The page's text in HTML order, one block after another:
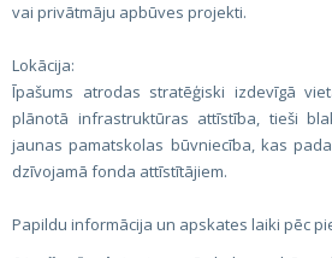
vai privātmāju apbūves projekti.
Lokācija:
Īpašums atrodas stratēģiski izdevīgā
plānotā infrastruktūras attīstība, tieši
jaunas pamatskolas būvniecība, kas
dzīvojamā fonda attīstītājiem.
Papildu informācija un apskates laiki pēc